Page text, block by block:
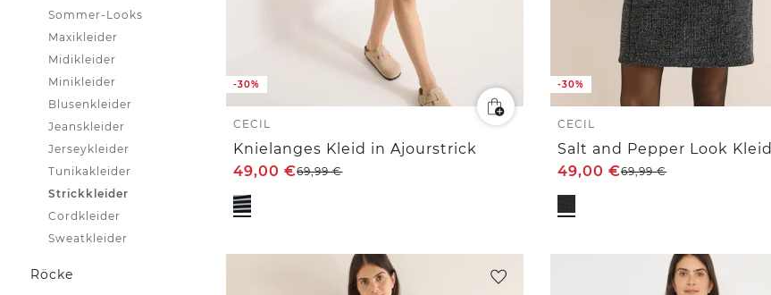
Sommer-Looks
Maxikleider
Midikleider
Minikleider
Blusenkleider
Jeanskleider
Jerseykleider
Tunikakleider
Strickkleider
Cordkleider
Sweatkleider
Röcke
-30%
CECIL
Knielanges Kleid in Ajourstrick
49,00€69,99€
-30%
CECIL
Salt and Pepper Look Kleid
49,00€69,99€